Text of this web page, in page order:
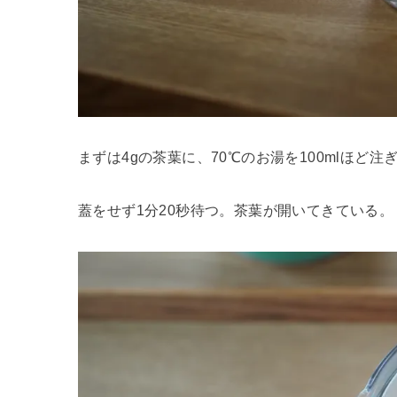
まずは4gの茶葉に、70℃のお湯を100mlほど注
蓋をせず1分20秒待つ。茶葉が開いてきている。